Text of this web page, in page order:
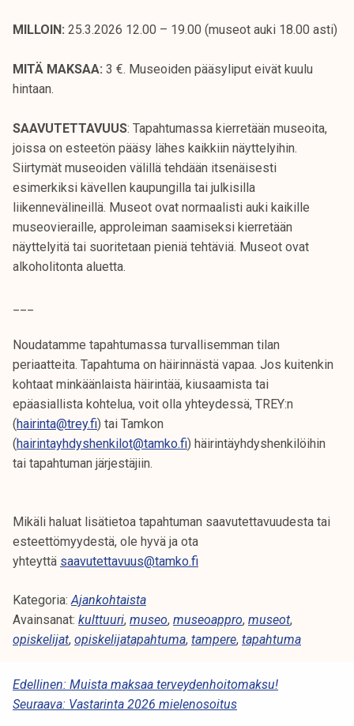
n
a
MILLOIN: 25.3.2026 12.00 – 19.00 (museot auki 18.00 asti)
MITÄ MAKSAA: 3 €. Museoiden pääsyliput eivät kuulu
hintaan.
SAAVUTETTAVUUS: Tapahtumassa kierretään museoita,
joissa on esteetön pääsy lähes kaikkiin näyttelyihin.
Siirtymät museoiden välillä tehdään itsenäisesti
esimerkiksi kävellen kaupungilla tai julkisilla
liikennevälineillä. Museot ovat normaalisti auki kaikille
museovieraille, approleiman saamiseksi kierretään
näyttelyitä tai suoritetaan pieniä tehtäviä. Museot ovat
alkoholitonta aluetta.
Noudatamme tapahtumassa turvallisemman tilan
periaatteita. Tapahtuma on häirinnästä vapaa. Jos kuitenkin
kohtaat minkäänlaista häirintää, kiusaamista tai
epäasiallista kohtelua, voit olla yhteydessä, TREY:n
(hairinta@trey.fi) tai Tamkon
(hairintayhdyshenkilot@tamko.fi) häirintäyhdyshenkilöihin
tai tapahtuman järjestäjiin.
Mikäli haluat lisätietoa tapahtuman saavutettavuudesta tai
esteettömyydestä, ole hyvä ja ota
yhteyttä saavutettavuus@tamko.fi
Kategoria:Ajankohtaista
Avainsanat: kulttuuri, museo, museoappro, museot,
opiskelijat, opiskelijatapahtuma, tampere, tapahtuma
A
R
Edellinen: Muista maksaa terveydenhoitomaksu!
Seuraava: Vastarinta 2026 mielenosoitus